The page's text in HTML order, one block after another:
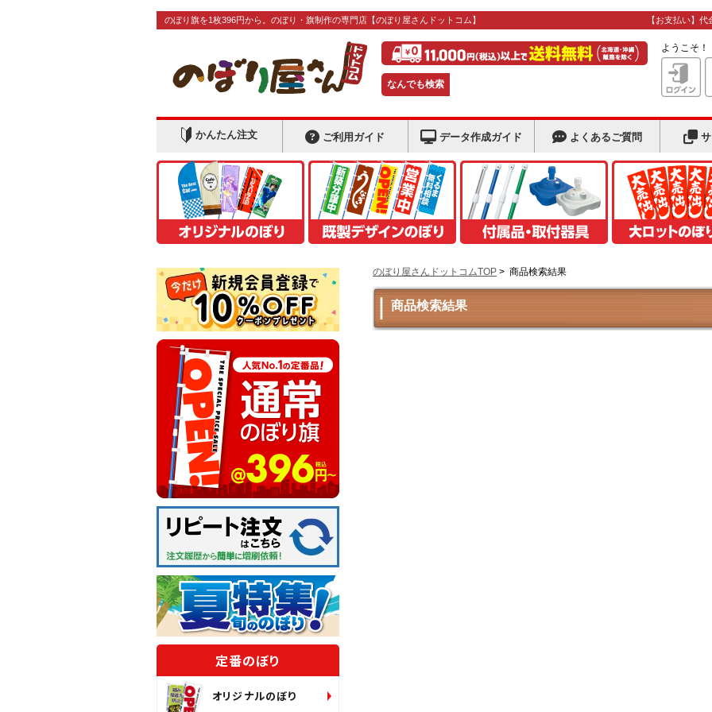
のぼり旗を1枚396円から。のぼり・旗制作の専門店 【のぼり屋さんドットコム】 【お支払い】
なんでも検索
ようこそ！
かんたん注文 ご利用ガイド データ作成ガイド よくあるご質問 サ
のぼり屋さんドットコムTOP > 商品検索結果
商品検索結果
定番のぼり
オリジナルのぼり